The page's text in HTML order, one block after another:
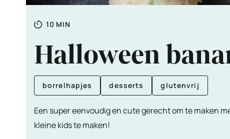
Totale
10 MINUTEN
MIN
Halloween
borrelhapjes desserts glutenvrij
Een super eenvoudig en cute gerecht om te maken
kleine kids te maken!